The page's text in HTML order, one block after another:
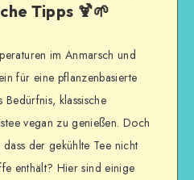
Tipps 🍹🌱
im Anmarsch und
für eine pflanzenbasierte
Bedürfnis, klassische
vegan zu genießen. Doch
der gekühlte Tee nicht
enthält? Hier sind einige